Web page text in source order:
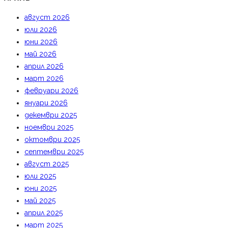
август 2026
юли 2026
юни 2026
май 2026
април 2026
март 2026
февруари 2026
януари 2026
декември 2025
ноември 2025
октомври 2025
септември 2025
август 2025
юли 2025
юни 2025
май 2025
април 2025
март 2025